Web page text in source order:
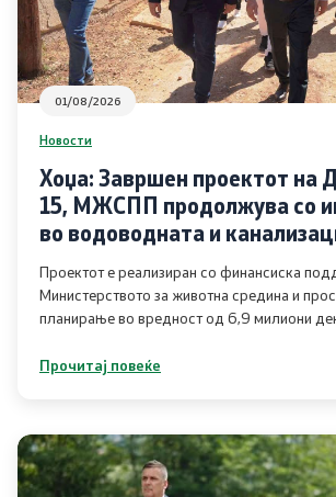
Законодавство
Конвенции
Стратегии
Програми
Планови
Регистри
Листа согласно закон за квалитет на
01/08/2026
Новости
Хоџа: Завршен проектот на
15, МЖСПП продолжува со
во водоводната и
инфраструктура во Чаир
Проектот е реализиран со финансиска
Министерството за животна средина и
планирање во вредност од 6,9 милиони
Прочитај повеќе